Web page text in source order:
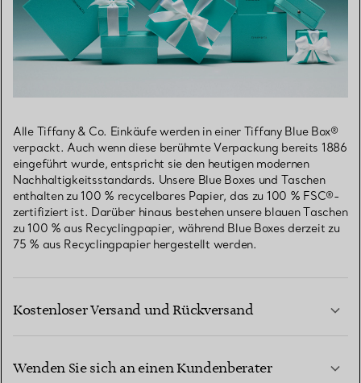
Alle Tiffany & Co. Einkäufe werden in einer Tiffany Blue Box®
verpackt. Auch wenn diese berühmte Verpackung bereits 1886
eingeführt wurde, entspricht sie den heutigen modernen
Nachhaltigkeitsstandards. Unsere Blue Boxes und Taschen
enthalten zu 100 % recycelbares Papier, das zu 100 % FSC®-
zertifiziert ist. Darüber hinaus bestehen unsere blauen Taschen
zu 100 % aus Recyclingpapier, während Blue Boxes derzeit zu
75 % aus Recyclingpapier hergestellt werden.
Kostenloser Versand und Rückversand
Wenden Sie sich an einen Kundenberater